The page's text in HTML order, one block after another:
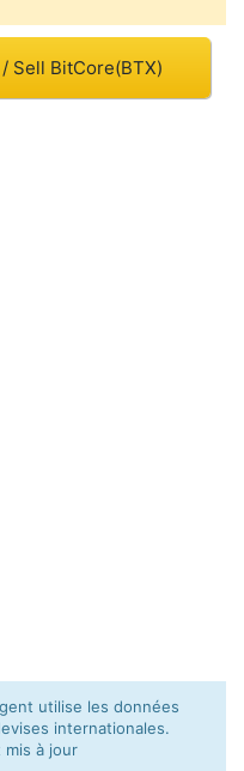
Sell BitCore(BTX)
utilise les données
internationales.
mis à jour